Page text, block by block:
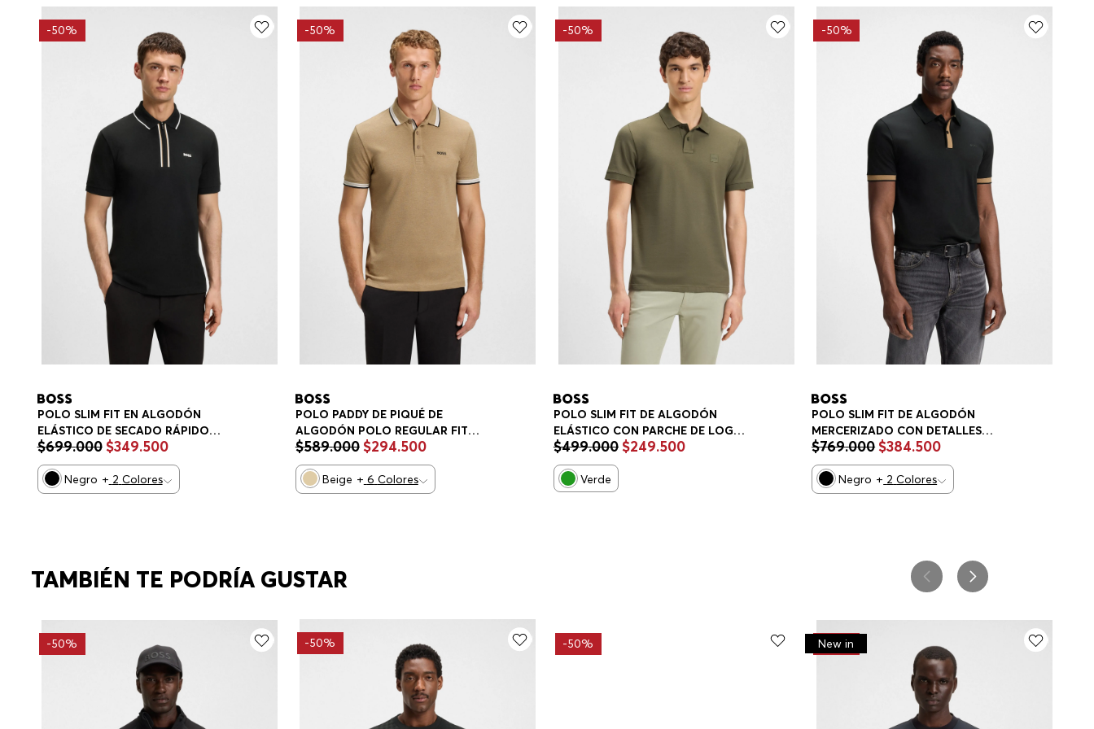
-50%
POLO SLIM FIT EN ALGODÓN
ELÁSTICO DE SECADO RÁPIDO
POLO SLIM FIT HOMBRE
$699.000 $349.500
Negro + 2 Colores
-50%
POLO PADDY DE PIQUÉ DE
ALGODÓN POLO REGULAR FIT
HOMBRE
$589.000 $294.500
Beige + 6 Colores
-50%
POLO SLIM FIT DE ALGODÓN
ELÁSTICO CON PARCHE DE LOGO
POLO SLIM FIT HOMBRE
$499.000 $249.500
Verde
-50%
POLO SLIM FIT DE ALGODÓN
MERCERIZADO CON DETALLES
ESTRUCTURADOS POLO SLIM FIT
HOMBRE
$769.000 $384.500
Negro + 2 Colores
TAMBIÉN TE PODRÍA GUSTAR
-50% -50% -50% -50%
New in